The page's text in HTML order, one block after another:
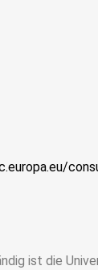
ist die